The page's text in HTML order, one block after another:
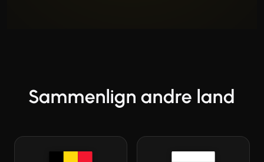
Sammenlign andre land